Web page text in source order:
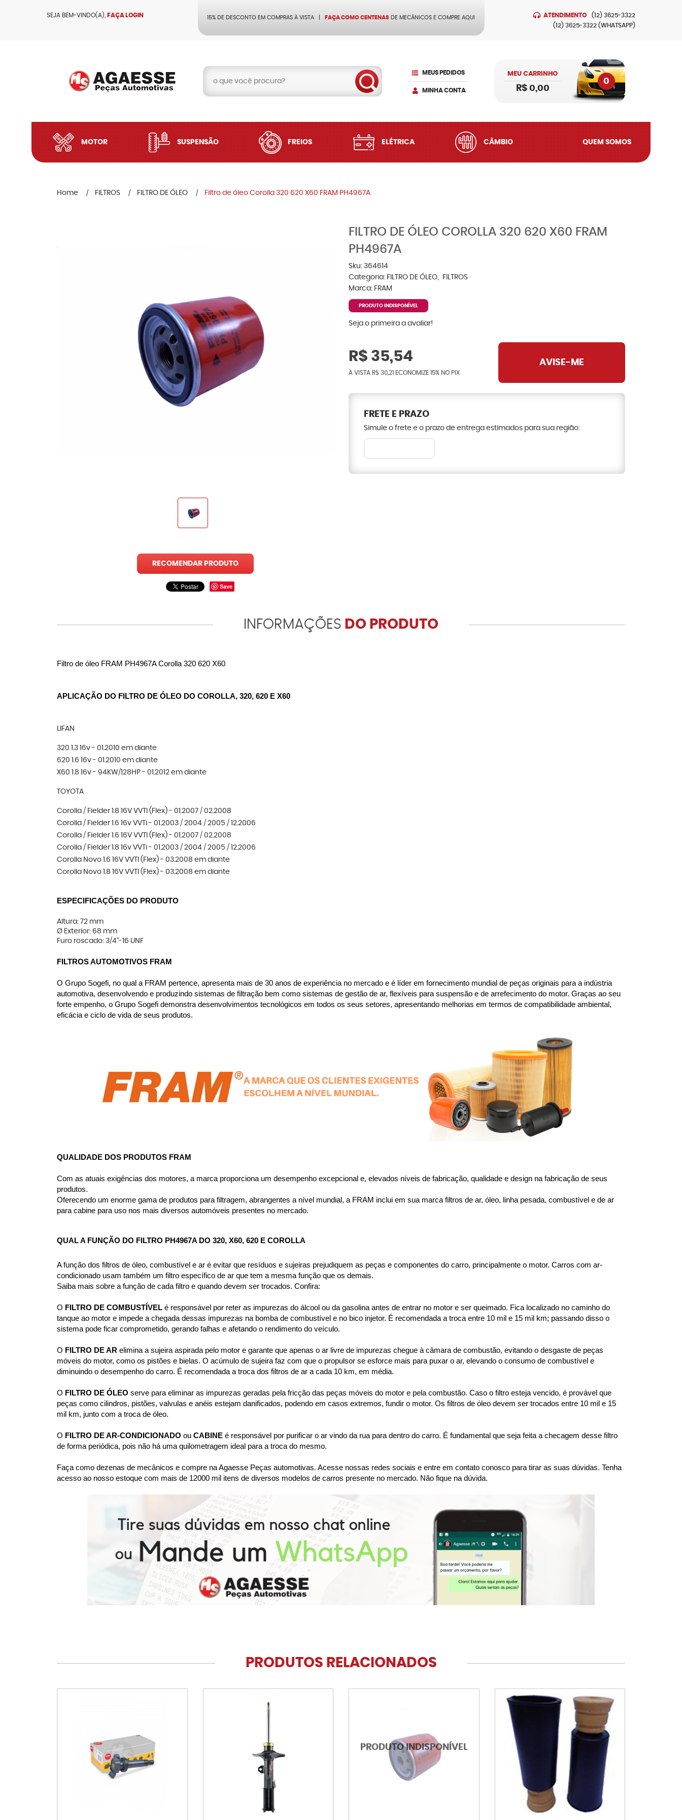
SEJA BEM-VINDO(A), FAÇA LOGIN 15% DE DESCONTO EM COMPRAS À VISTA FAÇA COMO CENTENAS DE MECÂNICOS E COMPRE AQUI ATENDIMENTO (12) 3625-3322
(12) 3625-3322 (WHATSAPP)
MEUS PEDIDOS
MINHA CONTA
MEU CARRINHO
0
R$ 0,00
MOTOR SUSPENSÃO FREIOS ELÉTRICA CÂMBIO QUEM SOMOS
Home FILTROS FILTRO DE ÓLEO Filtro de óleo Corolla 320 620 X60 FRAM PH4967A
RECOMENDAR PRODUTO
Save
FILTRO DE ÓLEO COROLLA 320 620 X60 FRAM
PH4967A
Sku: 364614
Categoria: FILTRO DE ÓLEO
FILTROS
Marca: FRAM
PRODUTO INDISPONÍVEL
Seja o primeira a avaliar!
R$ 35,54
À VISTA R$ 30,21 ECONOMIZE 15% NO PIX
AVISE-ME
FRETE E PRAZO
Simule o frete e o prazo de entrega estimados para sua região:
INFORMAÇÕES DO PRODUTO
Filtro de óleo FRAM PH4967A Corolla 320 620 X60
APLICAÇÃO DO FILTRO DE ÓLEO DO COROLLA, 320, 620 E X60
LIFAN
320 1.3 16v - 01.2010 em diante
620 1.6 16v - 01.2010 em diante
X60 1.8 16v - 94KW/128HP - 01.2012 em diante
TOYOTA
Corolla / Fielder 1.8 16V VVTI (Flex) - 01.2007 / 02.2008
Corolla / Fielder 1.6 16v VVTi - 01.2003 / 2004 / 2005 / 12.2006
Corolla / Fielder 1.6 16V VVTI (Flex) - 01.2007 / 02.2008
Corolla / Fielder 1.8 16v VVTi - 01.2003 / 2004 / 2005 / 12.2006
Corolla Novo 1.6 16V VVTI (Flex) - 03.2008 em diante
Corolla Novo 1.8 16V VVTI (Flex) - 03.2008 em diante
ESPECIFICAÇÕES DO PRODUTO
Altura: 72 mm
Ø Exterior: 68 mm
Furo roscado: 3/4"-16 UNF
FILTROS AUTOMOTIVOS FRAM
O Grupo Sogefi, no qual a FRAM pertence, apresenta mais de 30 anos de experiência no mercado e é líder em fornecimento mundial de peças originais para a indústria
automotiva, desenvolvendo e produzindo sistemas de filtração bem como sistemas de gestão de ar, flexíveis para suspensão e de arrefecimento do motor. Graças ao seu
forte empenho, o Grupo Sogefi demonstra desenvolvimentos tecnológicos em todos os seus setores, apresentando melhorias em termos de compatibilidade ambiental,
eficácia e ciclo de vida de seus produtos.
QUALIDADE DOS PRODUTOS FRAM
Com as atuais exigências dos motores, a marca proporciona um desempenho excepcional e, elevados níveis de fabricação, qualidade e design na fabricação de seus
produtos.
Oferecendo um enorme gama de produtos para filtragem, abrangentes a nível mundial, a FRAM inclui em sua marca filtros de ar, óleo, linha pesada, combustível e de ar
para cabine para uso nos mais diversos automóveis presentes no mercado.
QUAL A FUNÇÃO DO FILTRO PH4967A DO 320, X60, 620 E COROLLA
A função dos filtros de óleo, combustível e ar é evitar que resíduos e sujeiras prejudiquem as peças e componentes do carro, principalmente o motor. Carros com ar-
condicionado usam também um filtro específico de ar que tem a mesma função que os demais.
Saiba mais sobre a função de cada filtro e quando devem ser trocados. Confira:
O FILTRO DE COMBUSTÍVEL é responsável por reter as impurezas do álcool ou da gasolina antes de entrar no motor e ser queimado. Fica localizado no caminho do
tanque ao motor e impede a chegada dessas impurezas na bomba de combustível e no bico injetor. É recomendada a troca entre 10 mil e 15 mil km; passando disso o
sistema pode ficar comprometido, gerando falhas e afetando o rendimento do veículo.
O FILTRO DE AR elimina a sujeira aspirada pelo motor e garante que apenas o ar livre de impurezas chegue à câmara de combustão, evitando o desgaste de peças
móveis do motor, como os pistões e bielas. O acúmulo de sujeira faz com que o propulsor se esforce mais para puxar o ar, elevando o consumo de combustível e
diminuindo o desempenho do carro. É recomendada a troca dos filtros de ar a cada 10 km, em média.
O FILTRO DE ÓLEO serve para eliminar as impurezas geradas pela fricção das peças móveis do motor e pela combustão. Caso o filtro esteja vencido, é provável que
peças como cilindros, pistões, valvulas e anéis estejam danificados, podendo em casos extremos, fundir o motor. Os filtros de óleo devem ser trocados entre 10 mil e 15
mil km, junto com a troca de óleo.
O FILTRO DE AR-CONDICIONADO ou CABINE é responsável por purificar o ar vindo da rua para dentro do carro. É fundamental que seja feita a checagem desse filtro
de forma periódica, pois não há uma quilometragem ideal para a troca do mesmo.
Faça como dezenas de mecânicos e compre na Agaesse Peças automotivas. Acesse nossas redes sociais e entre em contato conosco para tirar as suas dúvidas. Tenha
acesso ao nosso estoque com mais de 12000 mil itens de diversos modelos de carros presente no mercado. Não fique na dúvida.
PRODUTOS RELACIONADOS